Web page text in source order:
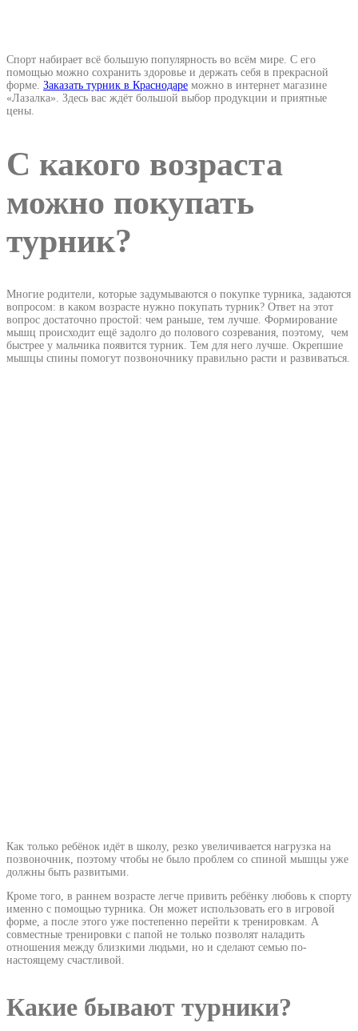
Спорт набирает всё большую популярность во всём мире. С его
помощью можно сохранить здоровье и держать себя в прекрасной
форме. Заказать турник в Краснодаре можно в интернет магазине
«Лазалка». Здесь вас ждёт большой выбор продукции и приятные
цены.
С какого возраста
можно покупать
турник?
Многие родители, которые задумываются о покупке турника, задаются
вопросом: в каком возрасте нужно покупать турник? Ответ на этот
вопрос достаточно простой: чем раньше, тем лучше. Формирование
мышц происходит ещё задолго до полового созревания, поэтому, чем
быстрее у мальчика появится турник. Тем для него лучше. Окрепшие
мышцы спины помогут позвоночнику правильно расти и развиваться.
Как только ребёнок идёт в школу, резко увеличивается нагрузка на
позвоночник, поэтому чтобы не было проблем со спиной мышцы уже
должны быть развитыми.
Кроме того, в раннем возрасте легче привить ребёнку любовь к спорту
именно с помощью турника. Он может использовать его в игровой
форме, а после этого уже постепенно перейти к тренировкам. А
совместные тренировки с папой не только позволят наладить
отношения между близкими людьми, но и сделают семью по-
настоящему счастливой.
Какие бывают турники?